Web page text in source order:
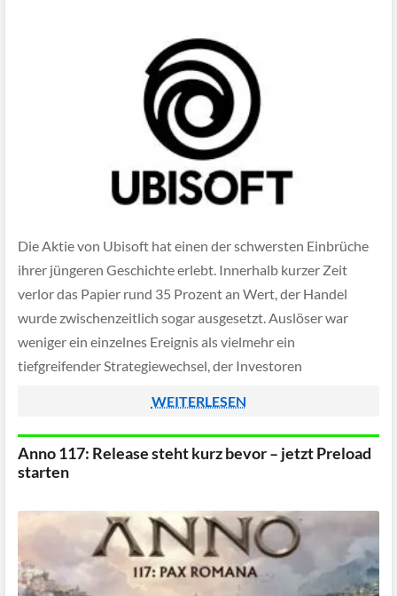
Die Aktie von Ubisoft hat einen der schwersten Einbrüche
ihrer jüngeren Geschichte erlebt. Innerhalb kurzer Zeit
verlor das Papier rund 35 Prozent an Wert, der Handel
wurde zwischenzeitlich sogar ausgesetzt. Auslöser war
weniger ein einzelnes Ereignis als vielmehr ein
tiefgreifender Strategiewechsel, der Investoren
WEITERLESEN
Anno 117: Release steht kurz bevor – jetzt Preload
starten